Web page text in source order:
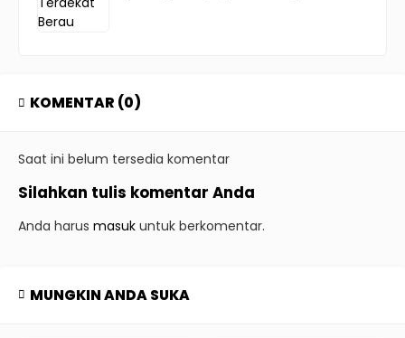
KOMENTAR (0)
Saat ini belum tersedia komentar
Silahkan tulis komentar Anda
Anda harus masuk untuk berkomentar.
MUNGKIN ANDA SUKA